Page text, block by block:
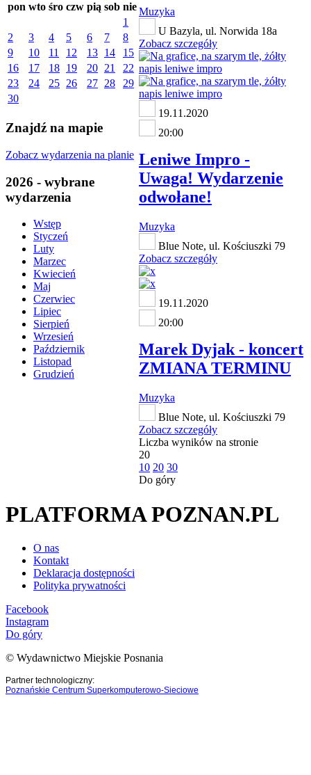
pon wto śro czw pią sob nie
1
2
3 4 5 6 7
8
9
10 11 12 13 14
15
16
17 18 19 20 21
22
23
24 25 26 27 28
29
30
Znajdź na mapie
Zobacz wydarzenia na planie
2026 - wybrane
wydarzenia
Wstęp
Styczeń
Luty
Marzec
Kwiecień
Maj
Czerwiec
Lipiec
Sierpień
Wrzesień
Październik
Listopad
Grudzień
Muzyka
U Bazyla, ul. Norwida 18a
Zobacz szczegóły
19.11.2020
20:00
Leniwe Impro -
Uwaga! Wydarzenie
odwołane!
Muzyka
Blue Note, ul. Kościuszki 79
Zobacz szczegóły
19.11.2020
20:00
Marek Dyjak - koncert
ZMIANA TERMINU
Muzyka
Blue Note, ul. Kościuszki 79
Zobacz szczegóły
Liczba wyników na stronie
20
10 20 30
Do góry
PLATFORMA POZNAN.PL
O nas
Kontakt
Deklaracja dostępności
Polityka prywatności
Facebook
Instagram
Do góry
© Wydawnictwo Miejskie Posnania
Partner technologiczny:
Poznańskie Centrum Superkomputerowo-Sieciowe